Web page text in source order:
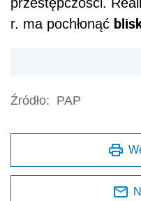
przestępczości.
r. ma pochłonąć
Źródło: PAP